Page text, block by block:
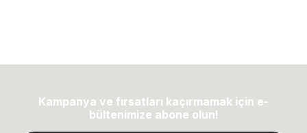
Kampanya ve fırsatları kaçırmamak için e-
bültenimize abone olun!